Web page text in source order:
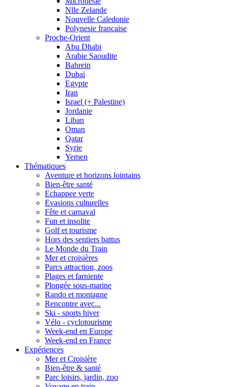
Nlle Zelande
Nouvelle Caledonie
Polynesie francaise
Proche-Orient
Abu Dhabi
Arabie Saoudite
Bahrein
Dubai
Egypte
Iran
Israel (+ Palestine)
Jordanie
Liban
Oman
Qatar
Syrie
Yemen
Thématiques
Aventure et horizons lointains
Bien-être santé
Echappee verte
Evasions culturelles
Fête et carnaval
Fun et insolite
Golf et tourisme
Hors des sentiers battus
Le Monde du Train
Mer et croisières
Parcs attraction, zoos
Plages et farniente
Plongée sous-marine
Rando et montagne
Rencontre avec...
Ski - sports hiver
Vélo - cyclotourisme
Week-end en Europe
Week-end en France
Expériences
Mer et Croisière
Bien-être & santé
Parc loisirs, jardin, zoo